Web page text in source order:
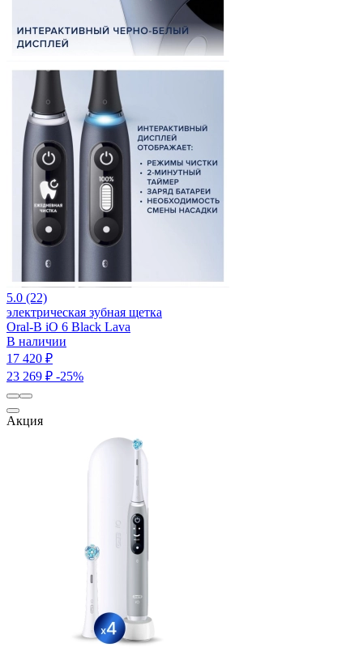
5.0 (22)
электрическая зубная щетка
Oral-B iO 6 Black Lava
В наличии
17 420 ₽
23 269 ₽ -25%
Акция